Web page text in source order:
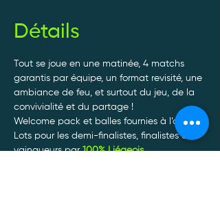
Détails
Tout se joue en une matinée, 4 matchs
garantis par équipe, un format revisité, une
ambiance de feu, et surtout du jeu, de la
convivialité et du partage !
Welcome pack et balles fournies à l’arrivée.
Lots pour les demi-finalistes, finalistes et
vainqueurs par 100% Liégeois.